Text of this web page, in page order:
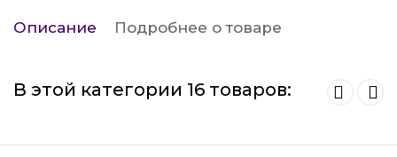
Описание Подробнее о товаре
В этой категории 16 товаров: